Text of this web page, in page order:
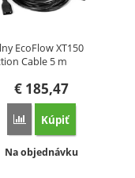
EcoFlow XT150
Cable 5 m
€185,47
Porovnať
Kúpiť
Dostupnosť:
Na objednávku